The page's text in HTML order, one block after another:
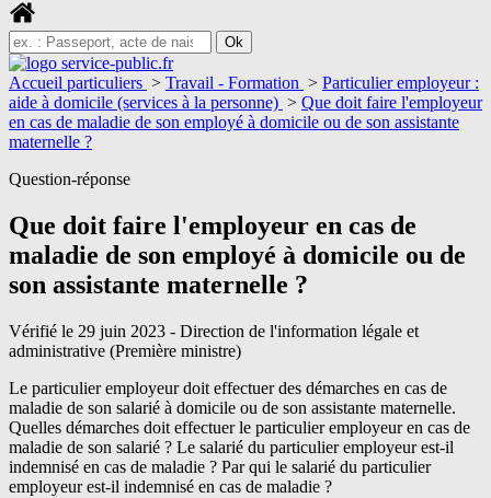
Accueil particuliers > Travail - Formation > Particulier employeur :
aide à domicile (services à la personne) > Que doit faire l'employeur
en cas de maladie de son employé à domicile ou de son assistante
maternelle ?
Question-réponse
Que doit faire l'employeur en cas de
maladie de son employé à domicile ou de
son assistante maternelle ?
Vérifié le 29 juin 2023 - Direction de l'information légale et
administrative (Première ministre)
Le particulier employeur doit effectuer des démarches en cas de
maladie de son salarié à domicile ou de son assistante maternelle.
Quelles démarches doit effectuer le particulier employeur en cas de
maladie de son salarié ? Le salarié du particulier employeur est-il
indemnisé en cas de maladie ? Par qui le salarié du particulier
employeur est-il indemnisé en cas de maladie ?